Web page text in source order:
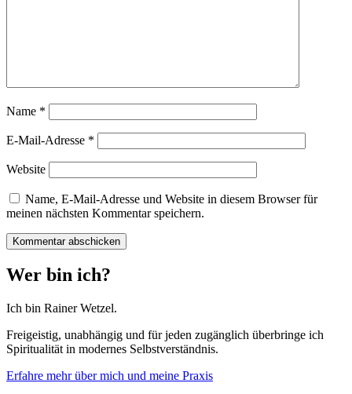
Name *
E-Mail-Adresse *
Website
Name, E-Mail-Adresse und Website in diesem Browser für
meinen nächsten Kommentar speichern.
Wer bin ich?
Ich bin Rainer Wetzel.
Freigeistig, unabhängig und für jeden zugänglich überbringe ich
Spiritualität in modernes Selbstverständnis.
Erfahre mehr über mich und meine Praxis